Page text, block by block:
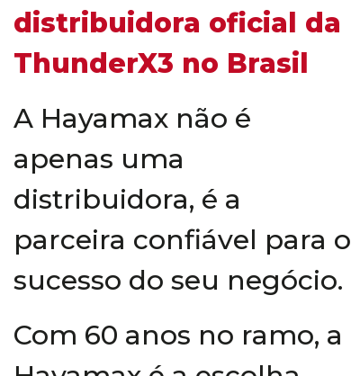
distribuidora oficial da
ThunderX3 no Brasil
A Hayamax não é
apenas uma
distribuidora, é a
parceira confiável para o
sucesso do seu negócio.
Com 60 anos no ramo, a